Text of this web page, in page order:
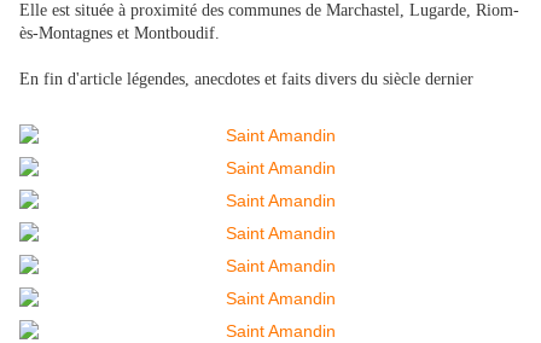
Elle est située à proximité des communes de Marchastel, Lugarde, Riom-
ès-Montagnes et Montboudif.
En fin d'article légendes, anecdotes et faits divers du siècle dernier